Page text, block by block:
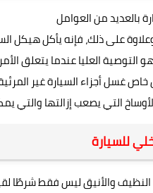
بالعديد من العوامل
على ذلك، فإنه يأكل هيكل
التوصية العليا عندما يتعلق
غسل أجزاء السيارة غير
التي يصعب إزالتها والتي
للسيارة
النظيف والأنيق ليس فقط شرطًا